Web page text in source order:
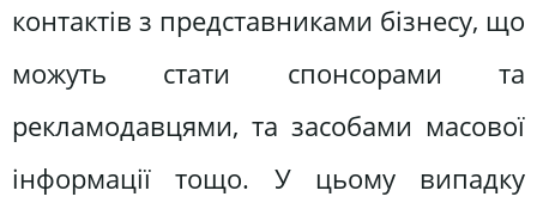
контактів з представниками бізнесу, що
можуть стати спонсорами та
рекламодавцями, та засобами масової
інформації тощо. У цьому випадку